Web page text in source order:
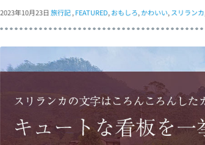
2023年10月23日旅行記, FEATURED, おもしろ, かわいい, スリランカ